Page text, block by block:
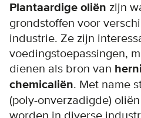
Plantaardige oliën zijn
grondstoffen voor
industrie. Ze zijn
voedingstoepassingen,
dienen als bron van
chemicaliën. Met name
(poly-onverzadigde)